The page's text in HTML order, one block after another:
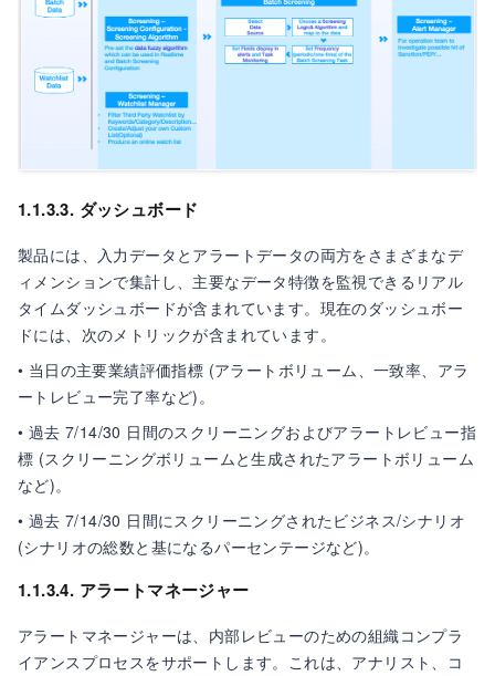
1.1.3.3. ダッシュボード
製品には、入力データとアラートデータの両方をさまざまなデ
ィメンションで集計し、主要なデータ特徴を監視できるリアル
タイムダッシュボードが含まれています。現在のダッシュボー
ドには、次のメトリックが含まれています。
• 当日の主要業績評価指標 (アラートボリューム、一致率、アラ
ートレビュー完了率など)。
• 過去 7/14/30 日間のスクリーニングおよびアラートレビュー指
標 (スクリーニングボリュームと生成されたアラートボリューム
など)。
• 過去 7/14/30 日間にスクリーニングされたビジネス/シナリオ
(シナリオの総数と基になるパーセンテージなど)。
1.1.3.4. アラートマネージャー
アラートマネージャーは、内部レビューのための組織コンプラ
イアンスプロセスをサポートします。これは、アナリスト、コ